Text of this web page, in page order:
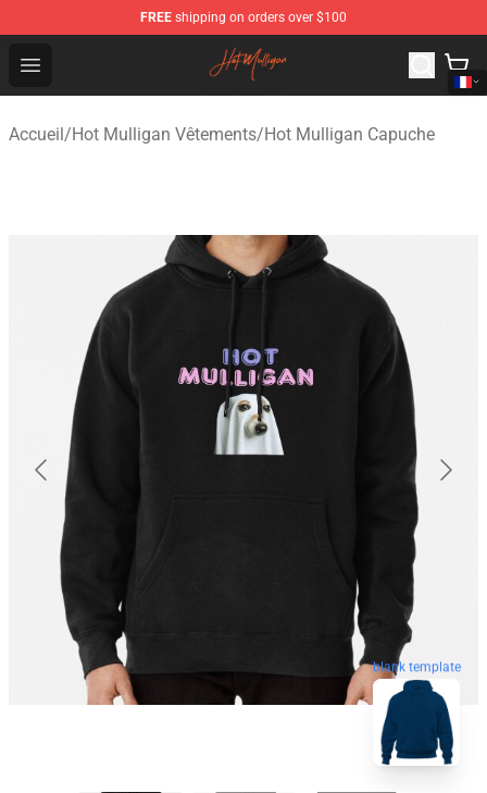
FREE shipping on orders over $100
Open menu
Hot Mulligan Shop - Official Hot Mulligan Merchandise
Accueil/Hot Mulligan Vêtements/Hot Mulligan Capuche
blank template